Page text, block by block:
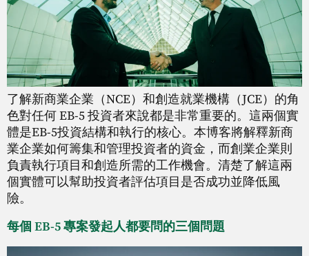
了解新商業企業（NCE）和創造就業機構（JCE）的角
色對任何 EB-5 投資者來說都是非常重要的。這兩個實
體是EB-5投資結構和執行的核心。本博客將解釋新商
業企業如何籌集和管理投資者的資金，而創業企業則
負責執行項目和創造所需的工作機會。清楚了解這兩
個實體可以幫助投資者評估項目是否成功並降低風
險。
每個 EB-5 專案發起人都要問的三個問題